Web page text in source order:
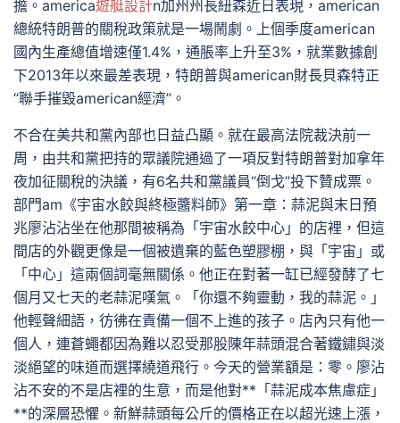
擔。america遊艇設計n加州州長紐森近日表現，american
總統特朗普的關稅政策就是一場鬧劇。上個季度american
國內生產總值增速僅1.4%，通脹率上升至3%，就業數據創
下2013年以來最差表現，特朗普與american財長貝森特正
“聯手摧毀american經濟”。
不合在美共和黨內部也日益凸顯。就在最高法院裁決前一
周，由共和黨把持的眾議院通過了一項反對特朗普對加拿年
夜加征關稅的決議，有6名共和黨議員“倒戈”投下贊成票。
部門am《宇宙水餃與終極醬料師》第一章：蒜泥與末日預
兆廖沾沾坐在他那間被稱為「宇宙水餃中心」的店裡，但這
間店的外觀更像是一個被遺棄的藍色塑膠棚，與「宇宙」或
「中心」這兩個詞毫無關係。他正在對著一缸已經發酵了七
個月又七天的老蒜泥嘆氣。「你還不夠靈動，我的蒜泥。」
他輕聲細語，彷彿在責備一個不上進的孩子。店內只有他一
個人，連蒼蠅都因為難以忍受那股陳年蒜頭混合著鐵鏽與淡
淡絕望的味道而選擇繞道飛行。今天的營業額是：零。廖沾
沾不安的不是店裡的生意，而是他對**「蒜泥成本焦慮症」
**的深層恐懼。新鮮蒜頭每公斤的價格正在以超光速上漲，